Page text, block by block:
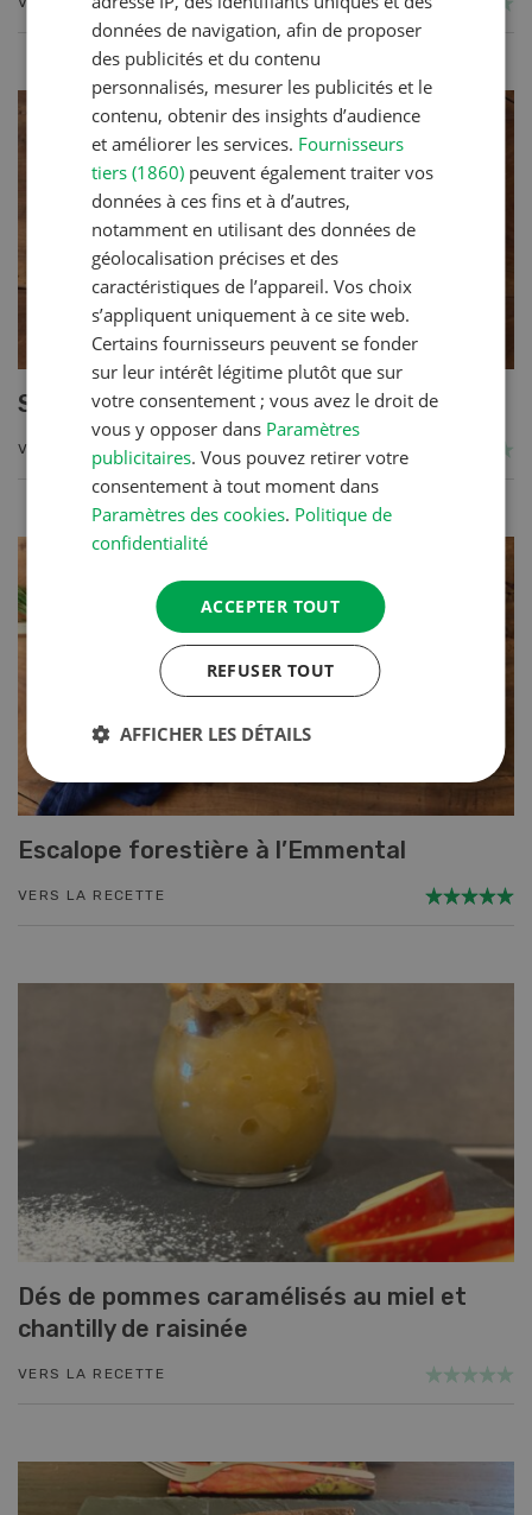
Salée du Val d’Illiez
VERS LA RECETTE
Escalope forestière à l’Emmental
VERS LA RECETTE
Dés de pommes caramélisés au miel et
chantilly de raisinée
VERS LA RECETTE
données de navigation, afin de proposer
des publicités et du contenu
personnalisés, mesurer les publicités et le
contenu, obtenir des insights d’audience
et améliorer les services. Fournisseurs
tiers (1860) peuvent également traiter vos
données à ces fins et à d’autres,
notamment en utilisant des données de
géolocalisation précises et des
caractéristiques de l’appareil. Vos choix
s’appliquent uniquement à ce site web.
Certains fournisseurs peuvent se fonder
sur leur intérêt légitime plutôt que sur
votre consentement ; vous avez le droit de
vous y opposer dans Paramètres
publicitaires. Vous pouvez retirer votre
consentement à tout moment dans
Paramètres des cookies. Politique de
confidentialité
ACCEPTER TOUT
REFUSER TOUT
AFFICHER LES DÉTAILS